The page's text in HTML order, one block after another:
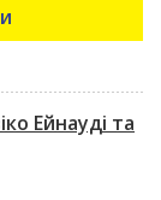
Ейнауді та